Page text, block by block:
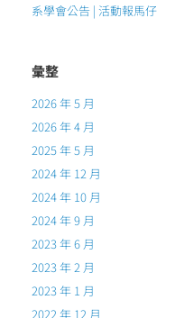
系學會公告 | 活動報馬仔
彙整
2026 年 5 月
2026 年 4 月
2025 年 5 月
2024 年 12 月
2024 年 10 月
2024 年 9 月
2023 年 6 月
2023 年 2 月
2023 年 1 月
2022 年 12 月